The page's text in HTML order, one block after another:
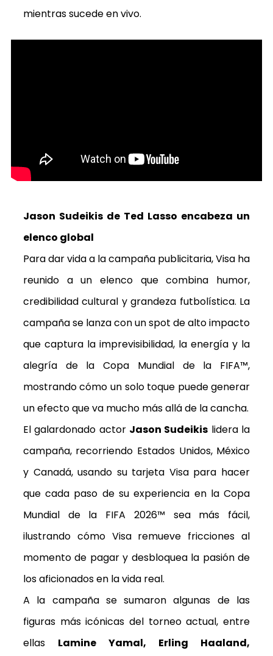
mientras sucede en vivo.
Jason Sudeikis de Ted Lasso encabeza un
elenco global
Para dar vida a la campaña publicitaria, Visa ha
reunido a un elenco que combina humor,
credibilidad cultural y grandeza futbolística. La
campaña se lanza con unspot de alto impacto
que captura la imprevisibilidad, la energía y la
alegría de la Copa Mundial de la FIFA™,
mostrando cómo un solo toque puede generar
un efecto que va mucho más allá de la cancha.
El galardonado actor Jason Sudeikis lidera la
campaña, recorriendo Estados Unidos, México
y Canadá, usando su tarjeta Visa para hacer
que cada paso de su experiencia en la Copa
Mundial de la FIFA 2026™ sea más fácil,
ilustrando cómo Visa remueve fricciones al
momento de pagar y desbloquea la pasión de
los aficionados en la vida real.
A la campaña se sumaron algunas de las
figuras más icónicas del torneo actual, entre
ellas Lamine Yamal, Erling Haaland,